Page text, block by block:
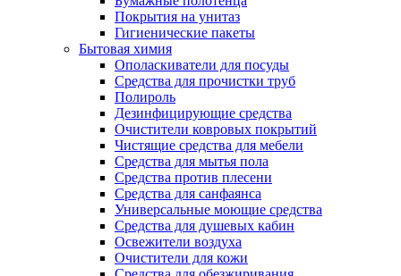
Покрытия на унитаз
Гигиенические пакеты
Бытовая химия
Ополаскиватели для посуды
Средства для прочистки труб
Полироль
Дезинфицирующие средства
Очистители ковровых покрытий
Чистящие средства для мебели
Средства для мытья пола
Средства против плесени
Средства для санфаянса
Универсальные моющие средства
Средства для душевых кабин
Освежители воздуха
Очистители для кожи